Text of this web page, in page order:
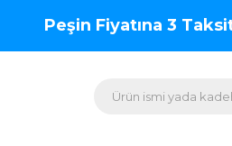
Peşin Fiyatına 3